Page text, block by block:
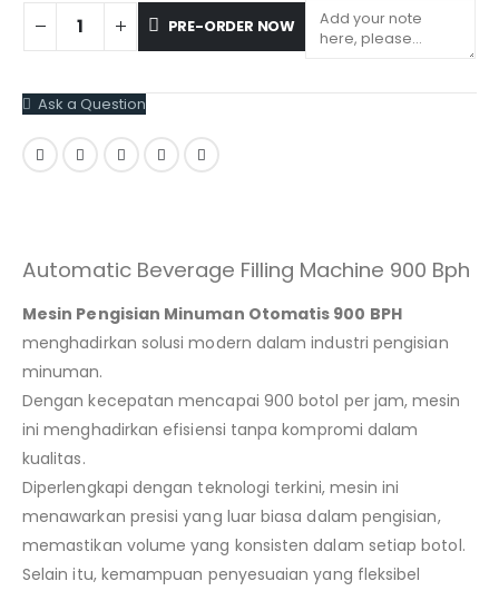
PRE-ORDER NOW
Ask a Question
Automatic Beverage Filling Machine 900 Bph
Mesin Pengisian Minuman Otomatis 900 BPH
menghadirkan solusi modern dalam industri pengisian
minuman.
Dengan kecepatan mencapai 900 botol per jam, mesin
ini menghadirkan efisiensi tanpa kompromi dalam
kualitas.
Diperlengkapi dengan teknologi terkini, mesin ini
menawarkan presisi yang luar biasa dalam pengisian,
memastikan volume yang konsisten dalam setiap botol.
Selain itu, kemampuan penyesuaian yang fleksibel